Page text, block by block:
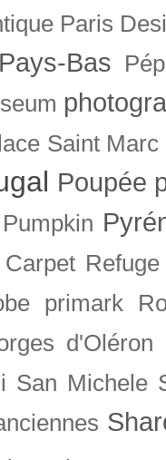
Paris
Pays-Bas
Saint Marc
Poupée
Pumpkin
Refuge
primark
d'Oléron
San Michele